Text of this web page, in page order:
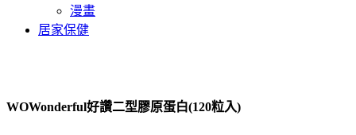
漫畫
居家保健
WOWonderful好讚二型膠原蛋白(120粒入)